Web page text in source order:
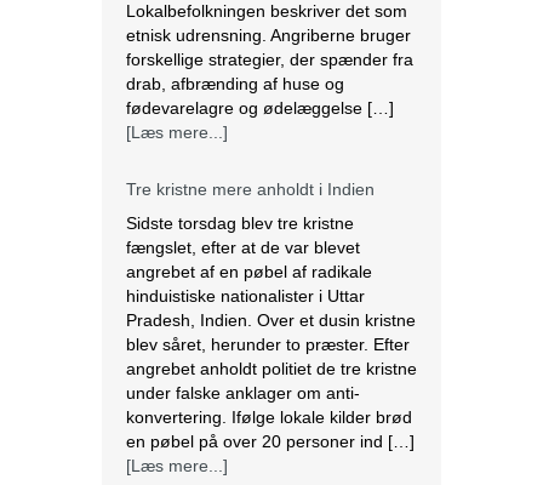
Lokalbefolkningen beskriver det som
etnisk udrensning. Angriberne bruger
forskellige strategier, der spænder fra
drab, afbrænding af huse og
fødevarelagre og ødelæggelse […]
[Læs mere...]
Tre kristne mere anholdt i Indien
Sidste torsdag blev tre kristne
fængslet, efter at de var blevet
angrebet af en pøbel af radikale
hinduistiske nationalister i Uttar
Pradesh, Indien. Over et dusin kristne
blev såret, herunder to præster. Efter
angrebet anholdt politiet de tre kristne
under falske anklager om anti-
konvertering. Ifølge lokale kilder brød
en pøbel på over 20 personer ind […]
[Læs mere...]